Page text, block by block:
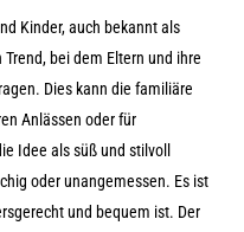
Kinder, auch bekannt als
bei dem Eltern und ihre
Dies kann die familiäre
Anlässen oder für
Idee als süß und stilvoll
oder unangemessen. Es ist
und bequem ist. Der